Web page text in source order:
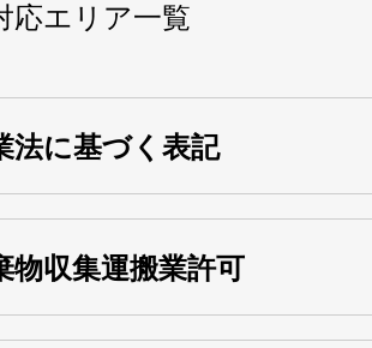
応エリア一覧
法に基づく表記
物収集運搬業許可